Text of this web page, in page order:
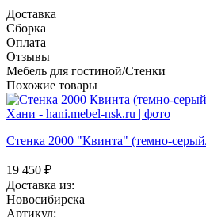
Доставка
Сборка
Оплата
Отзывы
Мебель для гостиной/Стенки
Похожие товары
Стенка 2000 "Квинта" (темно-
19 450 ₽
Доставка из:
Новосибирска
Артикул: